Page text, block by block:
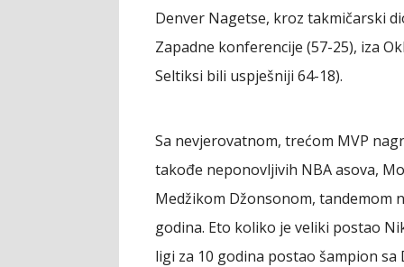
Denver Nagetse, kroz takmičarski
Zapadne konferencije (57-25), iza
Seltiksi bili uspješniji 64-18).
Sa nevjerovatnom, trećom MVP
takođe neponovljivih NBA asova,
Medžikom Džonsonom, tandemom
godina. Eto koliko je veliki postao
ligi za 10 godina postao šampion